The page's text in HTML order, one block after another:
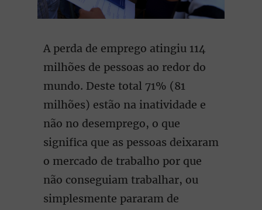
A perda de emprego atingiu 114
milhões de pessoas ao redor do
mundo. Deste total 71% (81
milhões) estão na inatividade e
não no desemprego, o que
significa que as pessoas deixaram
o mercado de trabalho por que
não conseguiam trabalhar, ou
simplesmente pararam de